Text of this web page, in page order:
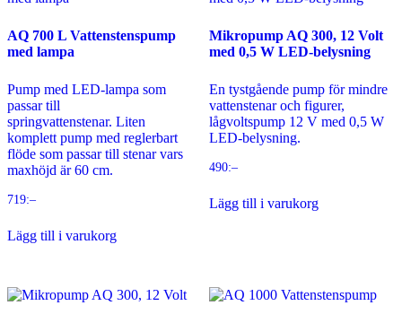
AQ 700 L Vattenstenspump
med lampa
Pump med LED-lampa som
passar till
springvattenstenar. Liten
komplett pump med reglerbart
flöde som passar till stenar vars
maxhöjd är 60 cm.
719:–
Lägg till i varukorg
Mikropump AQ 300, 12 Volt
med 0,5 W LED-belysning
En tystgående pump för mindre
vattenstenar och figurer,
lågvoltspump 12 V med 0,5 W
LED-belysning.
490:–
Lägg till i varukorg